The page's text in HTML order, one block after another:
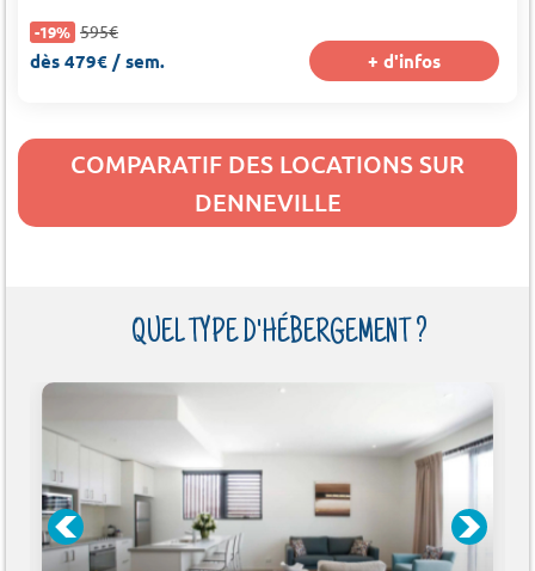
-19% 595€
dès 479€ / sem. + d'infos
COMPARATIF DES LOCATIONS SUR
DENNEVILLE
QUEL TYPE D'HÉBERGEMENT ?